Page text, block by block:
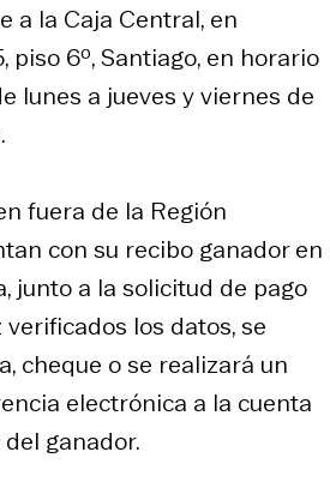
a la Caja Central, en
piso 6º, Santiago, en horario
lunes a jueves y viernes de
fuera de la Región
con su recibo ganador en
junto a la solicitud de pago
los datos, se
cheque o se realizará un
electrónica a la cuenta
ganador.